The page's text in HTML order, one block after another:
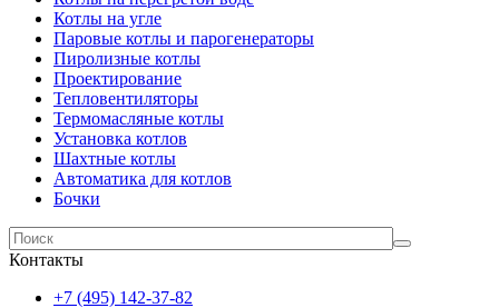
Котлы на угле
Паровые котлы и парогенераторы
Пиролизные котлы
Проектирование
Тепловентиляторы
Термомасляные котлы
Установка котлов
Шахтные котлы
Автоматика для котлов
Бочки
Контакты
+7 (495) 142-37-82